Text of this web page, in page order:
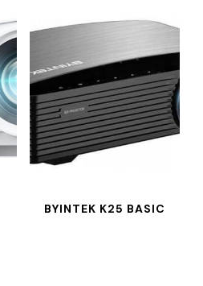
BYINTEK K25 BASIC